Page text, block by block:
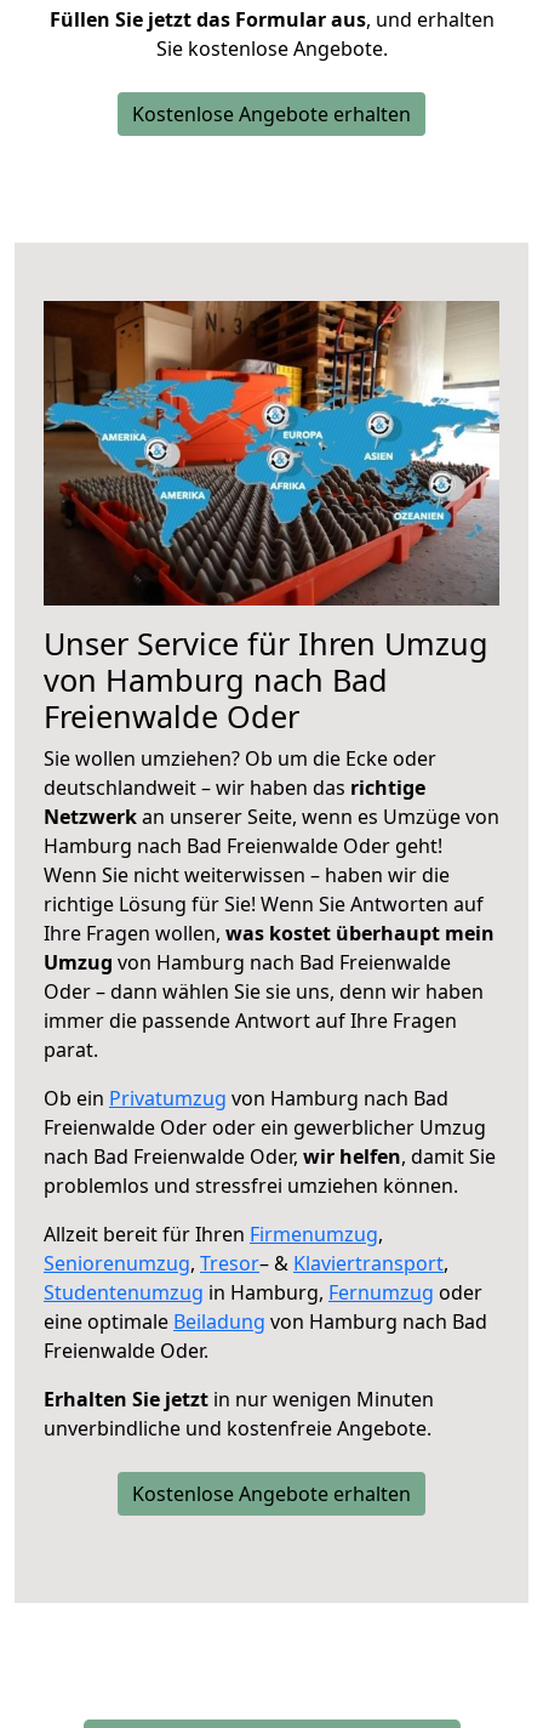
Füllen Sie jetzt das Formular aus, und erhalten
Sie kostenlose Angebote.
Kostenlose Angebote erhalten
Unser Service für Ihren Umzug
von Hamburg nach Bad
Freienwalde Oder
Sie wollen umziehen? Ob um die Ecke oder
deutschlandweit – wir haben das richtige
Netzwerkan unserer Seite, wenn es Umzüge von
Hamburg nach Bad Freienwalde Oder geht!
Wenn Sie nicht weiterwissen – haben wir die
richtige Lösung für Sie! Wenn Sie Antworten auf
Ihre Fragen wollen, was kostet überhaupt mein
Umzug von Hamburg nach Bad Freienwalde
Oder – dann wählen Sie sie uns, denn wir haben
immer die passende Antwort auf Ihre Fragen
parat.
Ob ein Privatumzug von Hamburg nach Bad
Freienwalde Oder oder ein gewerblicher Umzug
nach Bad Freienwalde Oder, wir helfen, damit Sie
problemlos und stressfrei umziehen können.
Allzeit bereit für Ihren Firmenumzug,
Seniorenumzug, Tresor– & Klaviertransport,
Studentenumzug in Hamburg, Fernumzug oder
eine optimale Beiladung von Hamburg nach Bad
Freienwalde Oder.
Erhalten Sie jetzt in nur wenigen Minuten
unverbindliche und kostenfreie Angebote.
Kostenlose Angebote erhalten